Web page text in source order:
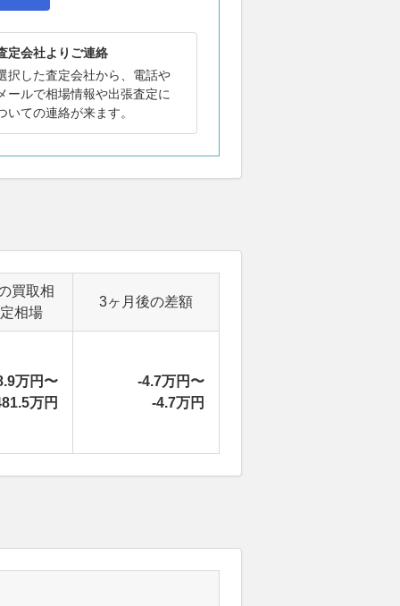
定会社よりご連絡
択した査定会社から、電話や
ールで相場情報や出張査定に
いての連絡が来ます。
買取相
相場
3ヶ月後の差額
万円〜
万円
-4.7万円〜
-4.7万円